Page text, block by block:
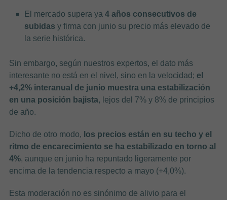
El mercado supera ya4 años consecutivos de
subidas y firma con junio su precio más elevado de
la serie histórica.
Sin embargo, según nuestros expertos, el dato más
interesante no está en el nivel, sino en la velocidad; el
+4,2% interanual de junio muestra una estabilización
en una posición bajista, lejos del 7% y 8% de principios
de año.
Dicho de otro modo, los precios están en su techo y el
ritmo de encarecimiento se ha estabilizado en torno al
4%, aunque en junio ha repuntado ligeramente por
encima de la tendencia respecto a mayo (+4,0%).
Esta moderación no es sinónimo de alivio para el